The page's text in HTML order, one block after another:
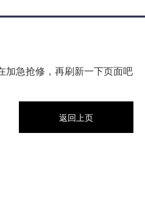
加急抢修，再刷新一下页面吧
返回上页